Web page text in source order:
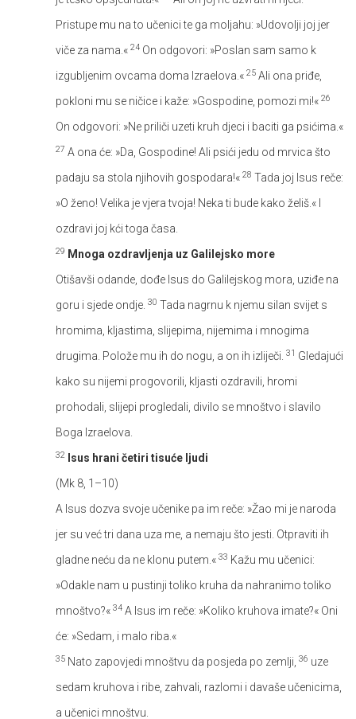
Pristupe mu na to učenici te ga moljahu: »Udovolji joj jer
viče za nama.« 24 On odgovori: »Poslan sam samo k
izgubljenim ovcama doma Izraelova.« 25 Ali ona priđe,
pokloni mu se ničice i kaže: »Gospodine, pomozi mi!« 26
On odgovori: »Ne priliči uzeti kruh djeci i baciti ga psićima.«
27 A ona će: »Da, Gospodine! Ali psići jedu od mrvica što
padaju sa stola njihovih gospodara!« 28 Tada joj Isus reče:
»O ženo! Velika je vjera tvoja! Neka ti bude kako želiš.« I
ozdravi joj kći toga časa.
29 Mnoga ozdravljenja uz Galilejsko more
Otišavši odande, dođe Isus do Galilejskog mora, uziđe na
goru i sjede ondje. 30 Tada nagrnu k njemu silan svijet s
hromima, kljastima, slijepima, nijemima i mnogima
drugima. Polože mu ih do nogu, a on ih izliječi. 31 Gledajući
kako su nijemi progovorili, kljasti ozdravili, hromi
prohodali, slijepi progledali, divilo se mnoštvo i slavilo
Boga Izraelova.
32
Isus hrani četiri tisuće ljudi
(Mk 8, 1–10)
A Isus dozva svoje učenike pa im reče: »Žao mi je naroda
jer su već tri dana uza me, a nemaju što jesti. Otpraviti ih
gladne neću da ne klonu putem.« 33 Kažu mu učenici:
»Odakle nam u pustinji toliko kruha da nahranimo toliko
mnoštvo?« 34 A Isus im reče: »Koliko kruhova imate?« Oni
će: »Sedam, i malo riba.«
35 Nato zapovjedi mnoštvu da posjeda po zemlji, 36 uze
sedam kruhova i ribe, zahvali, razlomi i davaše učenicima,
a učenici mnoštvu.